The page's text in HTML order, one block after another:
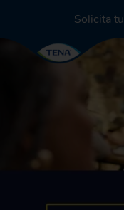
Solicita tu